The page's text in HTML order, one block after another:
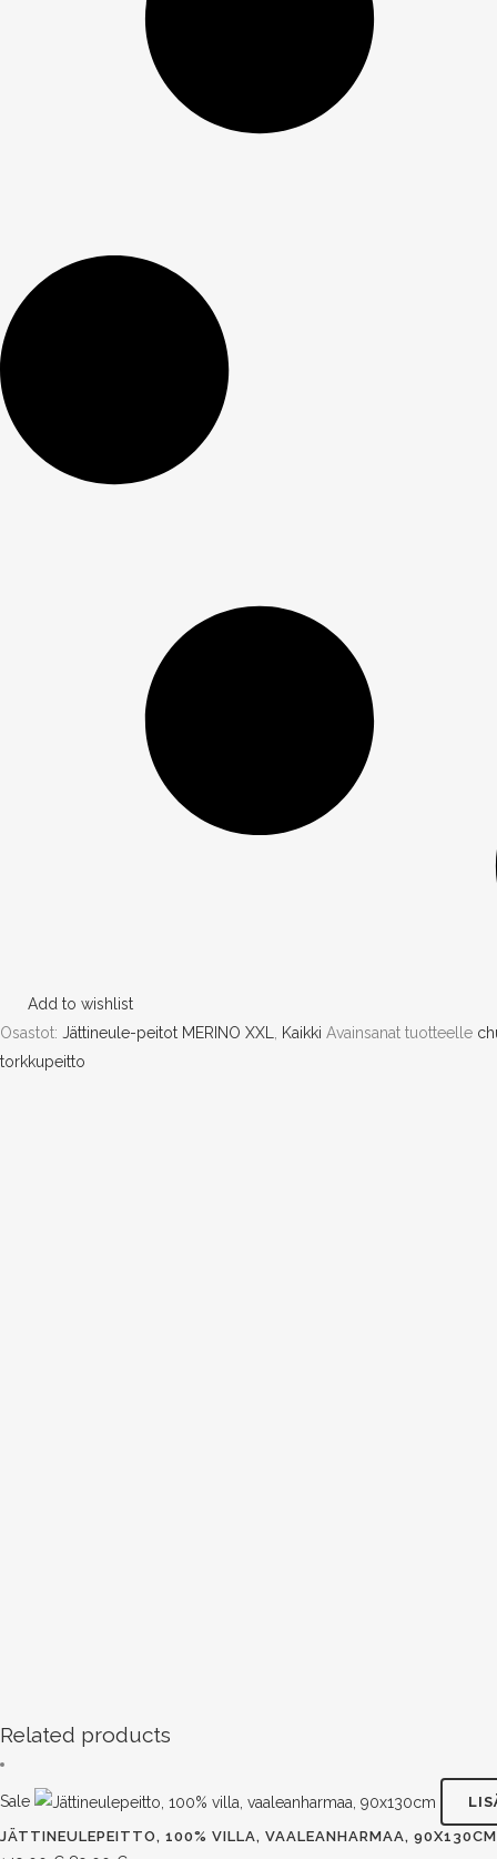
Add to wishlist
Osastot: Jättineule-peitot MERINO XXL Kaikki Avainsanat tuotteelle
torkkupeitto
Related products
Sale
JÄTTINEULEPEITTO, 100% VILLA, VAALEANHARMAA, 90X130CM